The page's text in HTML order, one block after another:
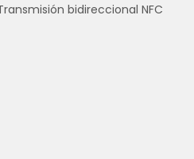
bidireccional NFC